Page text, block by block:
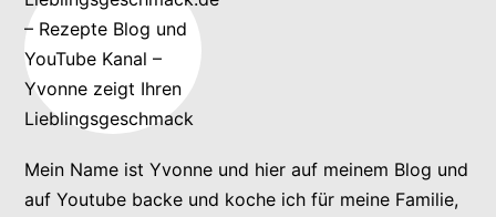
Mein Name ist Yvonne und hier auf meinem Blog und
auf Youtube backe und koche ich für meine Familie,